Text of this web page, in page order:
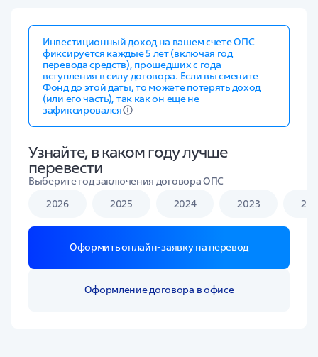
Инвестиционный доход на вашем счете ОПС
фиксируется каждые 5 лет (включая год
перевода средств), прошедших с года
вступления в силу договора. Если вы смените
Фонд до этой даты, то можете потерять доход
(или его часть), так как он еще не
зафиксировался
Узнайте, в каком году лучше
перевести
Выберите год заключения договора ОПС
2026
2025 2024 2023
Оформить онлайн-заявку на перевод
Оформление договора в офисе